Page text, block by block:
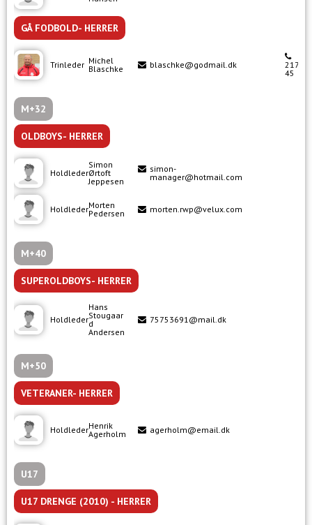
GÅ FODBOLD- HERRER
Trinleder Michel
Blaschke
blaschke@godmail.dk
45
M+32
OLDBOYS- HERRER
Holdleder
Simon
Ørtoft
Jeppesen
simon-
manager@hotmail.com
HoldlederMorten
Pedersen
morten.rwp@velux.com
M+40
SUPEROLDBOYS- HERRER
Holdleder
Hans
Stougaar
d
Andersen
75753691@mail.dk
M+50
VETERANER- HERRER
HoldlederHenrik
Agerholm
agerholm@email.dk
U17
U17 DRENGE (2010) - HERRER